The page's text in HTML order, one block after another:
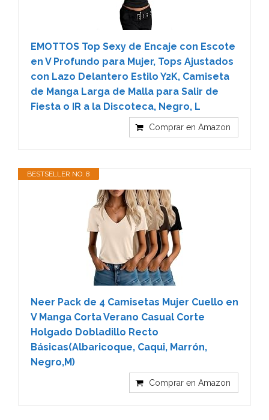
EMOTTOS Top Sexy de Encaje con Escote
en V Profundo para Mujer, Tops Ajustados
con Lazo Delantero Estilo Y2K, Camiseta
de Manga Larga de Malla para Salir de
Fiesta o IR a la Discoteca, Negro, L
Comprar en Amazon
BESTSELLER NO. 8
Neer Pack de 4 Camisetas Mujer Cuello en
V Manga Corta Verano Casual Corte
Holgado Dobladillo Recto
Básicas(Albaricoque, Caqui, Marrón,
Negro,M)
Comprar en Amazon